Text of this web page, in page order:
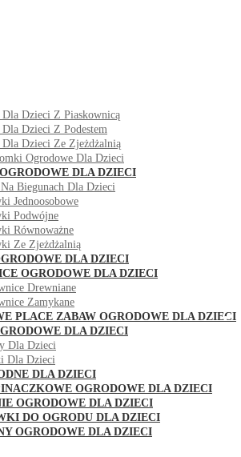
Dzieci Z Piaskownicą
Dzieci Z Podestem
Dzieci Ze Zjeżdżalnią
Ogrodowe Dla Dzieci
DLA DZIECI
Biegunach Dla Dzieci
Jednoosobowe
Podwójne
Równoważne
Ze Zjeżdżalnią
DLA DZIECI
OGRODOWE DLA DZIECI
Drewniane
Zamykane
PLACE ZABAW OGRODOWE DLA DZIECI
DLA DZIECI
Dla Dzieci
Dla Dzieci
DLA DZIECI
OGRODOWE DLA DZIECI
OGRODOWE DLA DZIECI
DO OGRODU DLA DZIECI
OGRODOWE DLA DZIECI